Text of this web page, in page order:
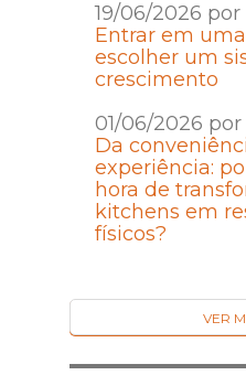
19/06/2026
Entrar em
escolher um
crescimento
01/06/2026
Da
experiência:
hora de
kitchens em
físicos?
VER